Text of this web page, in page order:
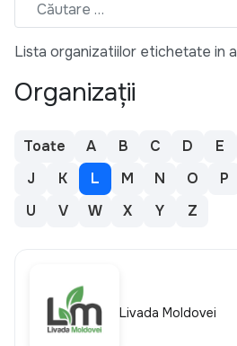
Lista organizatiilor etichetate in
Organizații
Toate A B C D E
J
K L M N O P
U
V W X Y Z
Livada Moldovei